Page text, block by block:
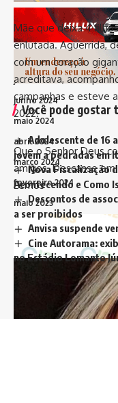
Você pode gostar
Adolescente de 16
jovem a pedradas em
Nova Fiscalização
Acontecendo e Como
Descontos de
a ser proibidos
Anvisa suspende
Cine Autorama:
no Estádio Lomanto
Conquista
Vitória da Conquista
Mãe que deixa 4
enlutada. Aguerrida,
com um coração
acreditava,
campanhas e esteve
2022.
Que o Senhor Deus
amigos. Descanse
Lemos
outubro 2024
setembro 2024
agosto 2024
julho 2024
junho 2024
maio 2024
abril 2024
março 2024
fevereiro 2024
maio 2023
março 2023
fevereiro 2023
dezembro 2022
novembro 2022
outubro 2022